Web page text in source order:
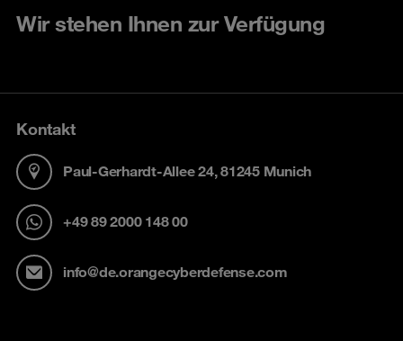
Wir stehen Ihnen zur Verfügung
Kontakt
Paul-Gerhardt-Allee 24, 81245 Munich
+49 89 2000 148 00
info@de.orangecyberdefense.com